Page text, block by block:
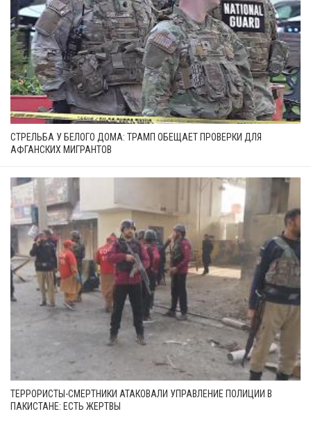
СТРЕЛЬБА У БЕЛОГО ДОМА: ТРАМП ОБЕЩАЕТ ПРОВЕРКИ ДЛЯ
АФГАНСКИХ МИГРАНТОВ
ТЕРРОРИСТЫ-СМЕРТНИКИ АТАКОВАЛИ УПРАВЛЕНИЕ ПОЛИЦИИ В
ПАКИСТАНЕ: ЕСТЬ ЖЕРТВЫ